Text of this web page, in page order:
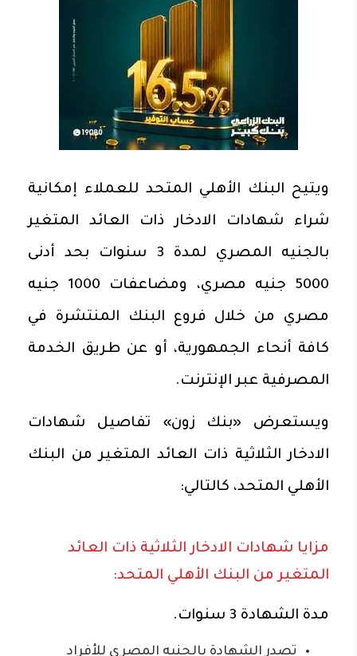
ويتيح البنك الأهلي المتحد للعملاء إمكانية
شراء شهادات الادخار ذات العائد المتغير
بالجنيه المصري لمدة 3 سنوات بحد أدنى
5000 جنيه مصري، ومضاعفات 1000 جنيه
مصري من خلال فروع البنك المنتشرة في
كافة أنحاء الجمهورية، أو عن طريق الخدمة
المصرفية عبر الإنترنت.
ويستعرض «بنك زون» تفاصيل شهادات
الادخار الثلاثية ذات العائد المتغير من البنك
الأهلي المتحد، كالتالي:
مزايا شهادات الادخار الثلاثية ذات العائد
المتغير من البنك الأهلي المتحد:
مدة الشهادة 3 سنوات.
تصدر الشهادة بالجنيه المصري للأفراد